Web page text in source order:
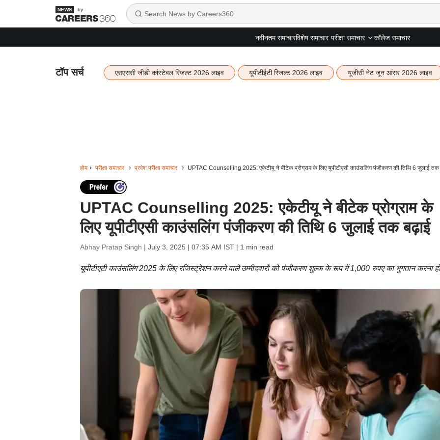
by
नवीनतम समाचारविशेष समाचार परीक्षा समाचार कॉलेज समाचार
टॉप सर्च एसएससी जीडी कांस्टेबल रिजल्ट 2026 लाइव यूपीटीईटी रिजल्ट 2026 लाइव यूजीसी नेट जून आंसर 2026 लाइव
होम परीक्षा समाचार प्रवेश परीक्षा समाचार UPTAC Counselling 2025: एकेटीयू ने बीटेक प्रोग्राम के लिए यूपीटीएसी काउंसलिंग पंजीकरण की तिथि 6 जुलाई तक
UPTAC Counselling 2025: एकेटीयू ने बीटेक प्रोग्राम के
लिए यूपीटीएसी काउंसलिंग पंजीकरण की तिथि 6 जुलाई तक बढ़ाई
Abhay Pratap Singh | July 3, 2025 | 07:35 AM IST| 1 min read
यूपीटीएटी काउंसलिंग 2025 के लिए रजिस्ट्रेशन करने वाले उम्मीदवारों को पंजीकरण शुल्क के रूप में 1,000 रुपए का भुगतान करना